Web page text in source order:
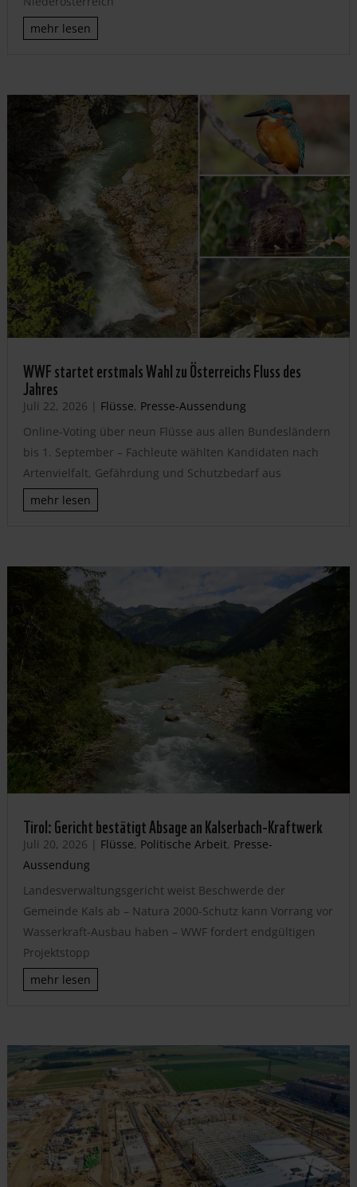
mehr lesen
WWF startet erstmals Wahl zu Österreichs Fluss des
Jahres
Juli 22, 2026 | Flüsse, Presse-Aussendung
Online-Voting über neun Flüsse aus allen Bundesländern
bis 1. September – Fachleute wählten Kandidaten nach
Artenvielfalt, Gefährdung und Schutzbedarf aus
mehr lesen
Tirol: Gericht bestätigt Absage an Kalserbach-Kraftwerk
Juli 20, 2026 | Flüsse, Politische Arbeit, Presse-
Aussendung
Landesverwaltungsgericht weist Beschwerde der
Gemeinde Kals ab – Natura 2000-Schutz kann Vorrang vor
Wasserkraft-Ausbau haben – WWF fordert endgültigen
Projektstopp
mehr lesen